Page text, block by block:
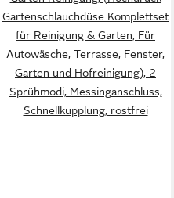
Gartenschlauchdüse Komplettset
für Reinigung & Garten, Für
Autowäsche, Terrasse, Fenster,
Garten und Hofreinigung), 2
Sprühmodi, Messinganschluss,
Schnellkupplung, rostfrei